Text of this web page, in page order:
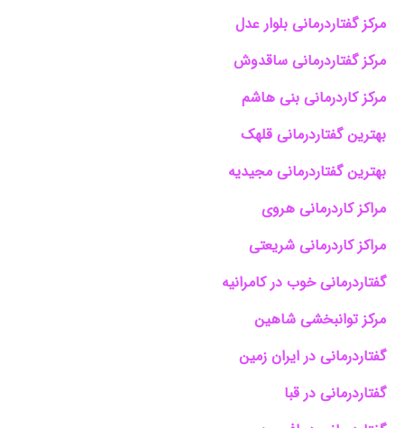
مرکز گفتاردرمانی بلوار عدل
مرکز گفتاردرمانی ساقدوش
مرکز کاردرمانی بنی هاشم
بهترین گفتاردرمانی قلهک
بهترین گفتاردرمانی مجیدیه
مراکز کاردرمانی هروی
مراکز کاردرمانی شریعتی
گفتاردرمانی خوب در کامرانیه
مرکز توانبخشی شاهین
گفتاردرمانی در ایران زمین
گفتاردرمانی در قبا